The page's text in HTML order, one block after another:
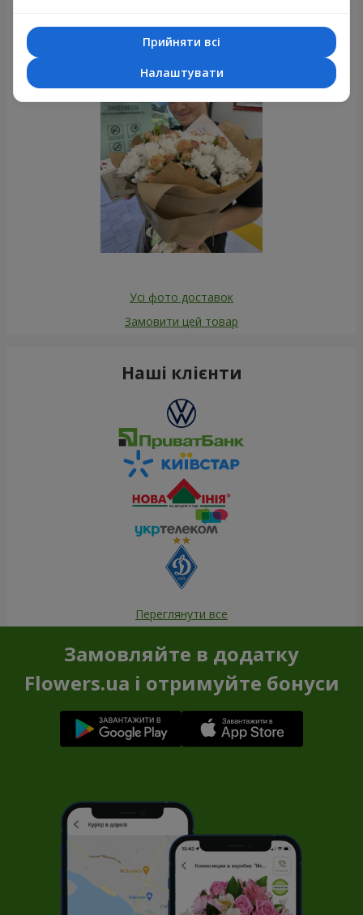
Усі фото доставок
Замовити цей товар
Наші клієнти
Переглянути все
Замовляйте в додатку
Flowers.ua і отримуйте бонуси
Прийняти всі
Налаштувати